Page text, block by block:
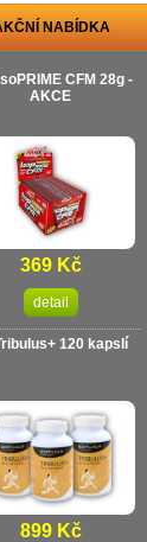
NABÍDKA
CFM 28g -
AKCE
369 Kč
detail
120 kapslí
899 Kč